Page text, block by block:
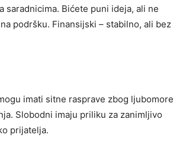
saradnicima. Bićete puni ideja, ali ne
podršku. Finansijski – stabilno, ali bez
imati sitne rasprave zbog ljubomore
Slobodni imaju priliku za zanimljivo
prijatelja.